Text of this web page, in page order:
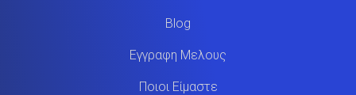
Blog
Εγγραφη Μελους
Ποιοι Είμαστε